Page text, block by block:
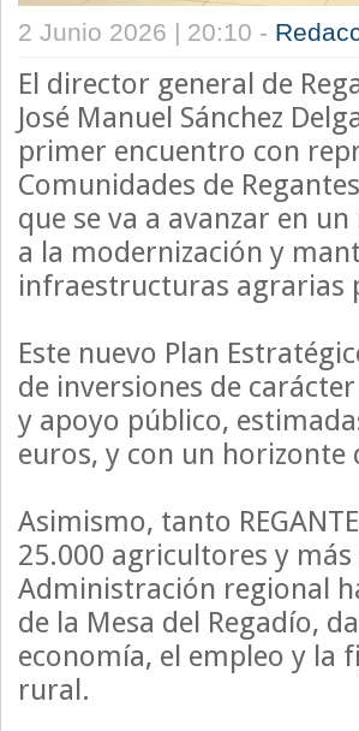
2 Junio 2026 | 20:10 -
El director general de
José Manuel Sánchez
primer encuentro con
Comunidades de
que se va a avanzar en
a la modernización y
infraestructuras agrarias
Este nuevo Plan
de inversiones de
y apoyo público,
euros, y con un horizonte
Asimismo, tanto
25.000 agricultores y
Administración regional
de la Mesa del Regadío,
economía, el empleo y la
rural.